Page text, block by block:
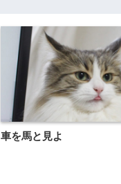
車を馬と見よ